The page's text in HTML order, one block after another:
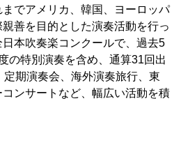
までアメリカ、韓国、ヨーロッパ
善を目的とした演奏活動を行っ
本吹奏楽コンクールで、過去5
の特別演奏を含め、通算31回出
期演奏会、海外演奏旅行、東
ンサートなど、幅広い活動を積